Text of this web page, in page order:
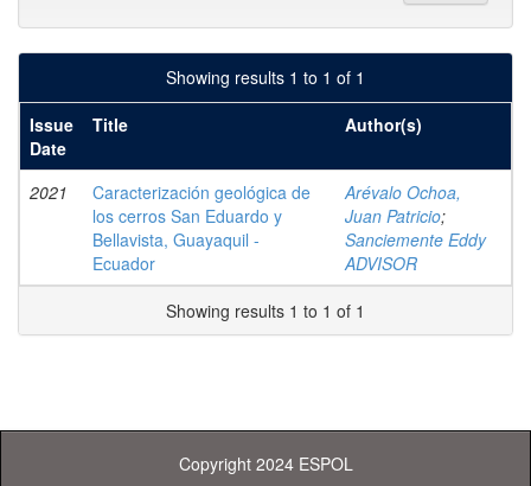
Showing results 1 to 1 of 1
Issue
Date
Title Author(s)
2021
Caracterización geológica de
los cerros San Eduardo y
Bellavista, Guayaquil -
Ecuador
Arévalo Ochoa,
Juan Patricio;
Sanciemente Eddy
ADVISOR
Showing results 1 to 1 of 1
Copyright 2024 ESPOL